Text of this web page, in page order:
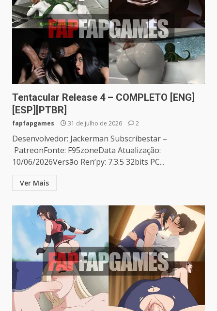
Tentacular Release 4 – COMPLETO [ENG]
[ESP][PTBR]
fapfapgames 31 de julho de 2026 2
Desenvolvedor: Jackerman Subscribestar –
PatreonFonte: F95zoneData Atualização:
10/06/2026Versão Ren’py: 7.3.5 32bits PC...
Ver Mais